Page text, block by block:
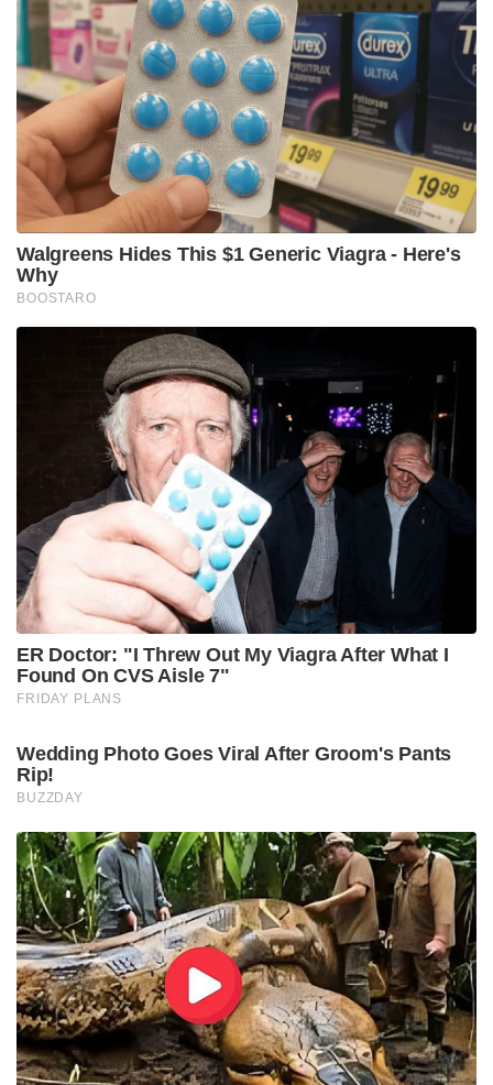
പ്രത്യേക വിഭാഗങ്ങളെ പ്രീണിപ്പിക്കുന്ന നീക്കങ്ങളും
മമതയ്ക്ക് തിരിച്ചടിയാകുമെന്ന് പ്രവചനത്തിൻറെ
അടിസ്ഥാനത്തിൽ ചർച്ചകൾ നടന്നിരുന്നു .
വരാനിരിക്കുന്ന വാർഷിക ജാതകം ഭരണാധികാരി
എന്ന നിലയിലുള്ള അവരുടെ പതനത്തെയാണ്
സൂചിപ്പിക്കുന്നതെന്നും നരസിംഹറാവു
വ്യക്തമാക്കിയിരുന്നു.
Tags: